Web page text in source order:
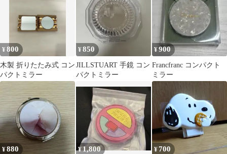
¥800
木製 折りたたみ式 コン
パクトミラー
¥850
JILLSTUART 手鏡 コン
パクトミラー
¥900
Francfranc コンパクト
ミラー
¥880 ¥1,800 ¥700